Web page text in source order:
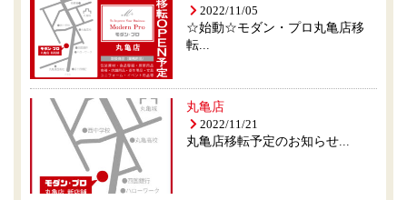
2022/11/05
☆始動☆モダン・プロ丸亀店移
転...
丸亀店
2022/11/21
丸亀店移転予定のお知らせ...